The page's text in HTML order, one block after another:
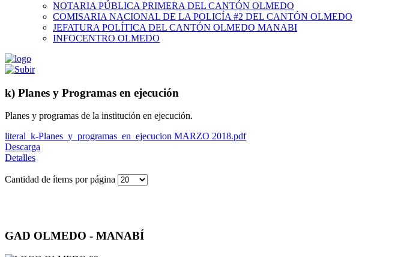
NOTARIA PÚBLICA PRIMERA DEL CANTÓN OLMEDO
COMISARIA NACIONAL DE LA POLICÍA #2 DEL CANTÓN OLMEDO
JEFATURA POLÍTICA DEL CANTÓN OLMEDO MANABI
INFOCENTRO OLMEDO
k) Planes y Programas en ejecución
Planes y programas de la institución en ejecución.
literal_k-Planes_y_programas_en_ejecucion MARZO 2018.pdf
Descarga
Detalles
Cantidad de ítems por página
GAD OLMEDO - MANABÍ